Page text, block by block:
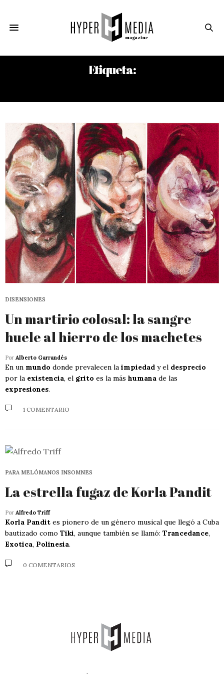
Etiqueta:
DISENSIONES
Un martirio colosal: la sangre
huele al hierro de los machetes
Por Alberto Garrandés
En un mundo donde prevalecen la impiedad y el desprecio
por la existencia, el grito es la más humana de las
expresiones.
1 COMENTARIO
PARA MELÓMANOS INSOMNES
La estrella fugaz de Korla Pandit
Por Alfredo Triff
Korla Pandit es pionero de un género musical que llegó a Cuba
bautizado como Tiki, aunque también se llamó: Trancedance,
Exotica, Polinesia.
0 COMENTARIOS